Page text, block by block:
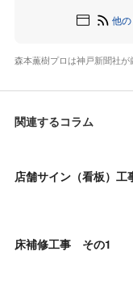
他
森本薫樹プロは神戸新聞社
関連するコラム
店舗サイン（看板）工
床補修工事 その1